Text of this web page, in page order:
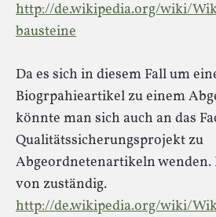
http://de.wikipedia.org/wiki/
bausteine
Da es sich in diesem Fall um
Biogrpahieartikel zu einem
könnte man sich auch an das
Qualitätssicherungsprojekt zu
Abgeordnetenartikeln wenden.
von zuständig.
http://de.wikipedia.org/wiki/